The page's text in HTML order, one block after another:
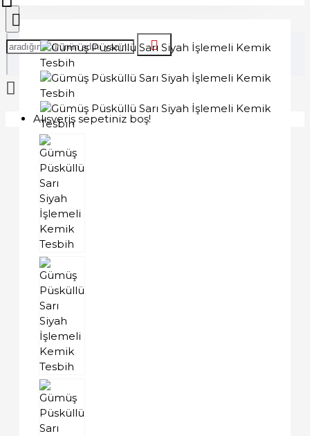
Alışveriş sepetiniz boş!